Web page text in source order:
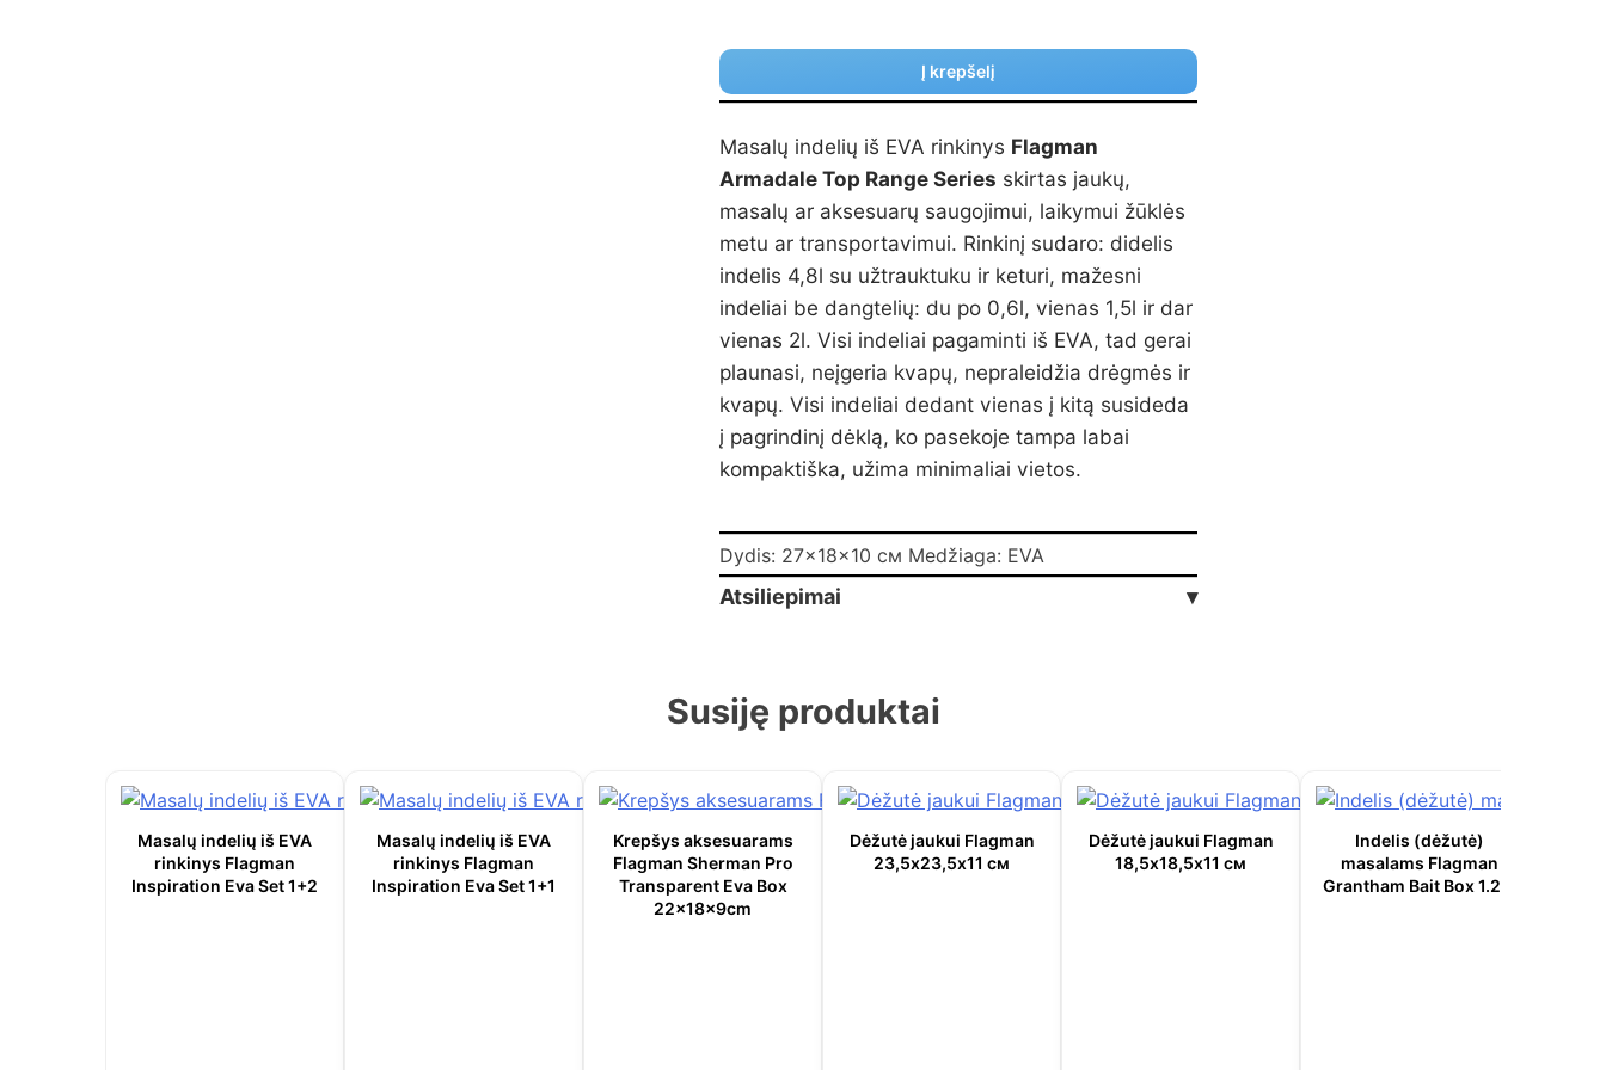
Į krepšelį
Masalų indelių iš EVA rinkinys Flagman
Armadale Top Range Series skirtas jaukų,
masalų ar aksesuarų saugojimui, laikymui žūklės
metu ar transportavimui. Rinkinį sudaro: didelis
indelis 4,8l su užtrauktuku ir keturi, mažesni
indeliai be dangtelių: du po 0,6l, vienas 1,5l ir dar
vienas 2l. Visi indeliai pagaminti iš EVA, tad gerai
plaunasi, neįgeria kvapų, nepraleidžia drėgmės ir
kvapų. Visi indeliai dedant vienas į kitą susideda
į pagrindinį dėklą, ko pasekoje tampa labai
kompaktiška, užima minimaliai vietos.
Dydis: 27x18x10 см Medžiaga: EVA
Atsiliepimai ▾
Susiję produktai
Masalų indelių iš EVA
rinkinys Flagman
Inspiration Eva Set 1+2
Masalų indelių iš EVA
rinkinys Flagman
Inspiration Eva Set 1+1
Krepšys aksesuarams
Flagman Sherman Pro
Transparent Eva Box
22x18x9cm
Dėžutė jaukui Flagman
23,5х23,5х11 см
Dėžutė jaukui Flagman
18,5х18,5х11 см
Indelis (dėžutė)
masalams Flagman
Grantham Bait Box 1.25l